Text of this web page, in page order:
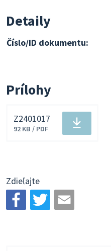
Detaily
Číslo/ID dokumentu:
Prílohy
Stiahnuť
Z2401017
92 KB / PDF
Zdieľajte